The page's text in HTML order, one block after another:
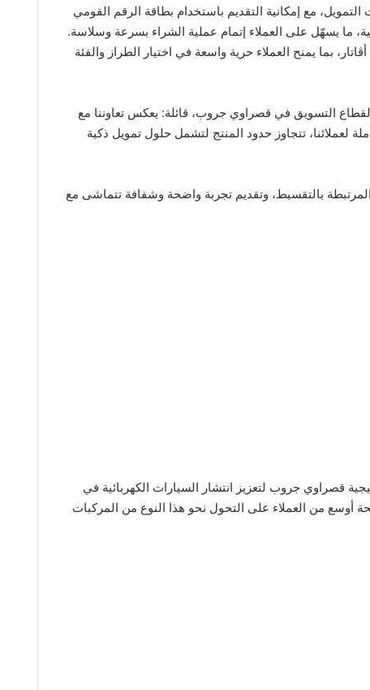
مع إمكانية التقديم باستخدام بطاقة الرقم القومي
ما يسهّل على العملاء إتمام عملية الشراء بسرعة وسلاسة.
بما يمنح العملاء حرية واسعة في اختيار الطراز والفئة
التسويق في قصراوي جروب، قائلة: يعكس تعاوننا مع
لعملائنا، تتجاوز حدود المنتج لتشمل حلول تمويل ذكية
المرتبطة بالتقسيط، وتقديم تجربة واضحة وشفافة تتماشى مع
قصراوي جروب لتعزيز انتشار السيارات الكهربائية في
من العملاء على التحول نحو هذا النوع من المركبات